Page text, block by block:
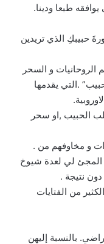
طبعا ودينا.
حبيبكِ الذي تريدين
الروحانيات و السحر
.التي يقدمها
الحبيب ,او سحر
و مخاوفهم من .
المجئ لي لعدة شيوخ
نتيجة .
من الفتايات
بالنسبة إليهن